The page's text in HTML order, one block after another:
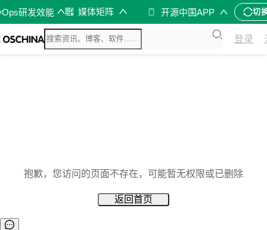
研发效能 媒体矩阵 开源中国APP 切
登录
抱歉，您访问的页面不存在，可能暂无权限或已删除
返回首页